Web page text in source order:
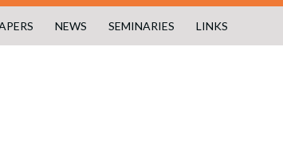
NEWS SEMINARIES LINKS